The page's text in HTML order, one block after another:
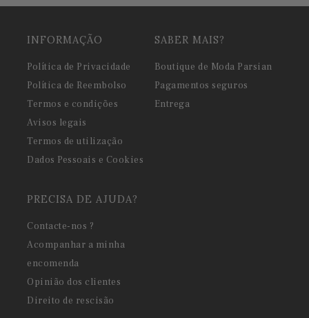
INFORMAÇÃO
Política de Privacidade
Política de Reembolso
Termos e condições
Avisos legais
Termos de utilização
Dados Pessoais e Cookies
SABER MAIS?
Boutique de Moda Parsian
Pagamentos seguros
Entrega
PRECISA DE AJUDA?
Contacte-nos ?
Acompanhar a minha
encomenda
Opinião dos clientes
Direito de rescisão